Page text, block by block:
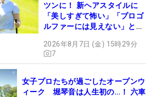
ツンに！ 新ヘアスタイルに
「美しすぎて怖い」「プロゴ
ルファーには見えない」とコ
2026年8月7日 (金) 15時29分
7
女子プロたちが過ごしたオープンウ
ィーク 堀琴音は人生初の…！ 六車